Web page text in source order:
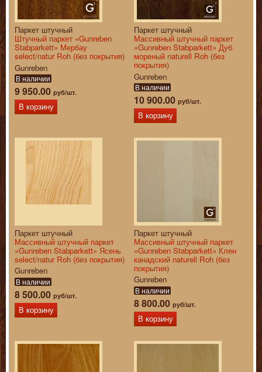
Паркет штучный
Штучный паркет «Gunreben
Stabparkett» Мербау
select/natur Roh (без покрытия)
Gunreben
В наличии
9 950.00 руб/шт.
В корзину
Паркет штучный
Массивный штучный паркет
«Gunreben Stabparkett» Дуб
мореный naturell Roh (без
покрытия)
Gunreben
В наличии
10 900.00 руб/шт.
В корзину
Паркет штучный
Массивный штучный паркет
«Gunreben Stabparkett» Ясень
select/natur Roh (без покрытия)
Gunreben
В наличии
8 500.00 руб/шт.
В корзину
Паркет штучный
Массивный штучный паркет
«Gunreben Stabparkett» Клен
канадский naturell Roh (без
покрытия)
Gunreben
В наличии
8 800.00 руб/шт.
В корзину